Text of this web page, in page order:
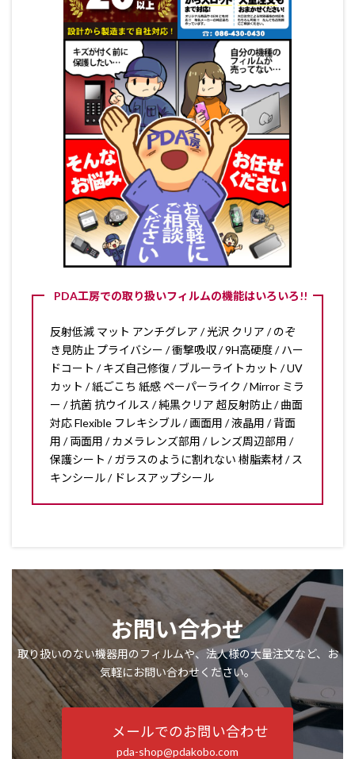
PDA工房での取り扱いフィルムの機能はいろいろ!!
反射低減 マット アンチグレア / 光沢 クリア / のぞ
き見防止 プライバシー / 衝撃吸収 / 9H高硬度 / ハー
ドコート / キズ自己修復 / ブルーライトカット / UV
カット / 紙ごこち 紙感 ペーパーライク / Mirror ミラ
ー / 抗菌 抗ウイルス / 純黒クリア 超反射防止 / 曲面
対応 Flexible フレキシブル / 画面用 / 液晶用 / 背面
用 / 両面用 / カメラレンズ部用 / レンズ周辺部用 /
保護シート / ガラスのように割れない 樹脂素材 / ス
キンシール / ドレスアップシール
お問い合わせ
取り扱いのない機器用のフィルムや、法人様の大量注文など、お
気軽にお問い合わせください。
メールでのお問い合わせ
pda-shop@pdakobo.com